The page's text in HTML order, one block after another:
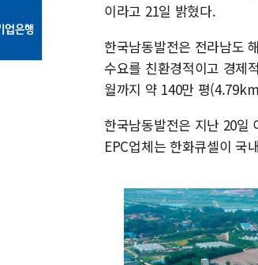
이라고 21일 밝혔다.
한국남동발전은 전라남도
수요를 친환경적이고 경제
월까지 약 140만 평
한국남동발전은 지난 20일
EPC업체는 한화큐셀이 국